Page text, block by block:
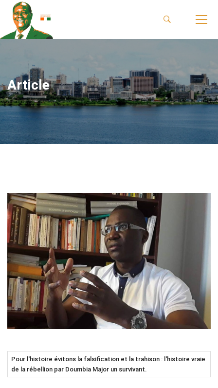
Article
Pour l'histoire évitons la falsification et la trahison : l'histoire vraie
de la rébellion par Doumbia Major un survivant.